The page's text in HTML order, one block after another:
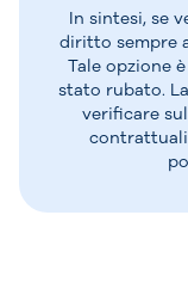
In sintesi, se
diritto sempre
Tale opzione
stato rubato.
verificare
contrattuali